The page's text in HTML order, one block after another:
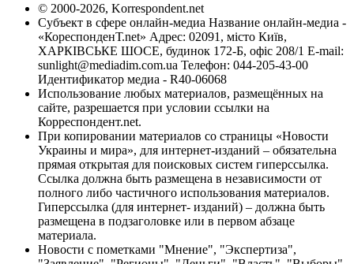
© 2000-2026, Korrespondent.net
Субъект в сфере онлайн-медиа Название онлайн-медиа -
«КореспонденТ.net» Адрес: 02091, місто Київ,
ХАРКІВСЬКЕ ШОСЕ, будинок 172-Б, офіс 208/1 E-mail:
sunlight@mediadim.com.ua Телефон: 044-205-43-00
Идентификатор медиа - R40-06068
Использование любых материалов, размещённых на
сайте, разрешается при условии ссылки на
Корреспондент.net.
При копировании материалов со страницы «Новости
Украины и мира», для интернет-изданий – обязательна
прямая открытая для поисковых систем гиперссылка.
Ссылка должна быть размещена в независимости от
полного либо частичного использования материалов.
Гиперссылка (для интернет- изданий) – должна быть
размещена в подзаголовке или в первом абзаце
материала.
Новости с пометками "Мнение", "Экспертиза",